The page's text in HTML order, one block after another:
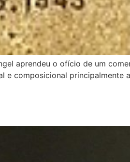
aprendeu o ofício de um
e composicional principalmente